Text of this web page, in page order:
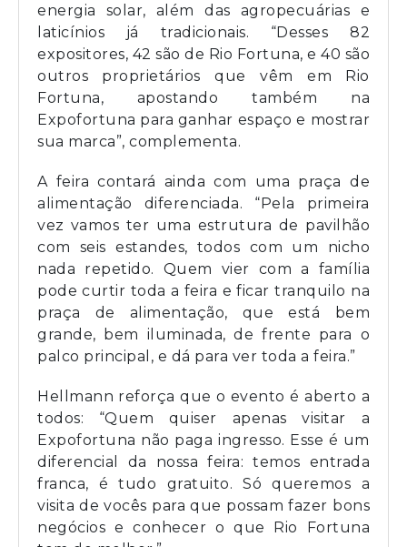
energia solar, além das agropecuárias e
laticínios já tradicionais. “Desses 82
expositores, 42 são de Rio Fortuna, e 40 são
outros proprietários que vêm em Rio
Fortuna, apostando também na
Expofortuna para ganhar espaço e mostrar
sua marca”, complementa.
A feira contará ainda com uma praça de
alimentação diferenciada. “Pela primeira
vez vamos ter uma estrutura de pavilhão
com seis estandes, todos com um nicho
nada repetido. Quem vier com a família
pode curtir toda a feira e ficar tranquilo na
praça de alimentação, que está bem
grande, bem iluminada, de frente para o
palco principal, e dá para ver toda a feira.”
Hellmann reforça que o evento é aberto a
todos: “Quem quiser apenas visitar a
Expofortuna não paga ingresso. Esse é um
diferencial da nossa feira: temos entrada
franca, é tudo gratuito. Só queremos a
visita de vocês para que possam fazer bons
negócios e conhecer o que Rio Fortuna